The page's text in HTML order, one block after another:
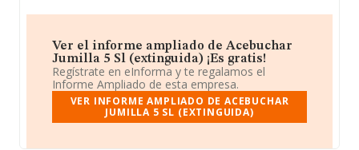
Ver el informe ampliado de Acebuchar
Jumilla 5 Sl (extinguida) ¡Es gratis!
Regístrate en eInforma y te regalamos el
Informe Ampliado de esta empresa.
VER INFORME AMPLIADO DE ACEBUCHAR
JUMILLA 5 SL (EXTINGUIDA)